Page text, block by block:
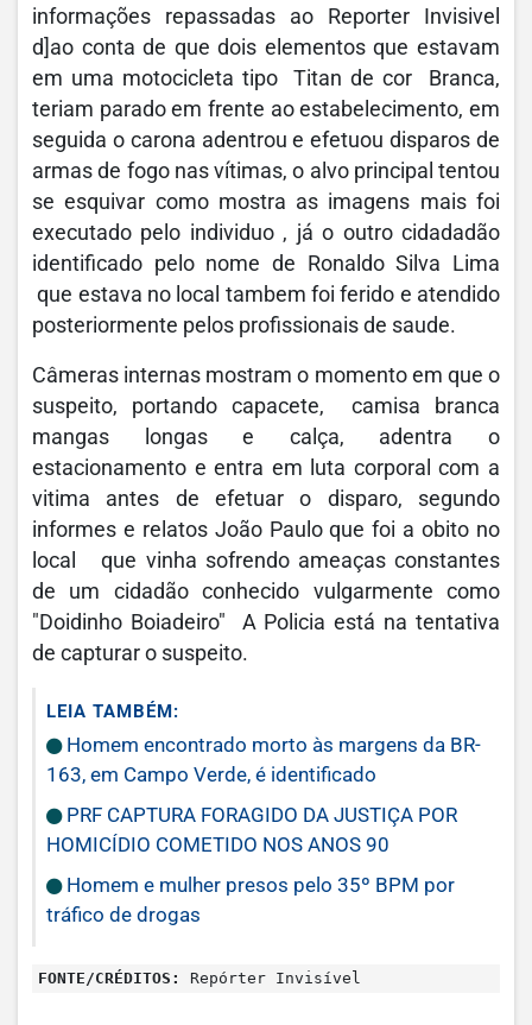
informações repassadas ao Reporter Invisivel
d]ao conta de que dois elementos que estavam
em uma motocicleta tipo Titan de cor Branca,
teriam parado em frente ao estabelecimento, em
seguida o carona adentrou e efetuou disparos de
armas de fogo nas vítimas, o alvo principal tentou
se esquivar como mostra as imagens mais foi
executado pelo individuo , já o outro cidadadão
identificado pelo nome de Ronaldo Silva Lima
que estava no local tambem foi ferido e atendido
posteriormente pelos profissionais de saude.
Câmeras internas mostram o momento em que o
suspeito, portando capacete, camisa branca
mangas longas e calça, adentra o
estacionamento e entra em luta corporal com a
vitima antes de efetuar o disparo, segundo
informes e relatos João Paulo que foi a obito no
local que vinha sofrendo ameaças constantes
de um cidadão conhecido vulgarmente como
"Doidinho Boiadeiro" A Policia está na tentativa
de capturar o suspeito.
LEIA TAMBÉM:
Homem encontrado morto às margens da BR-
163, em Campo Verde, é identificado
PRF CAPTURA FORAGIDO DA JUSTIÇA POR
HOMICÍDIO COMETIDO NOS ANOS 90
Homem e mulher presos pelo 35º BPM por
tráfico de drogas
FONTE/CRÉDITOS: Repórter Invisível